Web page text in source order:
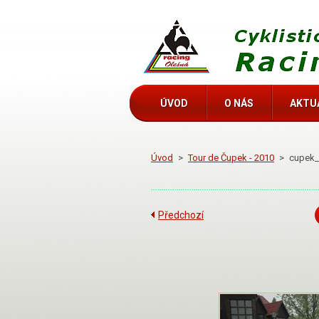
Úvod > Tour de Čupek - 2010 >
Předchozí
ÚVOD O NÁS